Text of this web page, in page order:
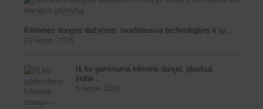
Kiliminės dangos dažymas: svarbiausios technologijos ir jų…
29 liepos, 2026
Iš ko gaminama kiliminė danga: pluoštai,
siūlai…
6 liepos, 2026